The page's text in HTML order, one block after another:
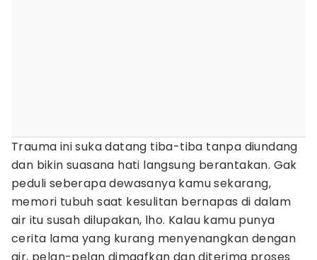
Trauma ini suka datang tiba-tiba tanpa diundang
dan bikin suasana hati langsung berantakan. Gak
peduli seberapa dewasanya kamu sekarang,
memori tubuh saat kesulitan bernapas di dalam
air itu susah dilupakan, lho. Kalau kamu punya
cerita lama yang kurang menyenangkan dengan